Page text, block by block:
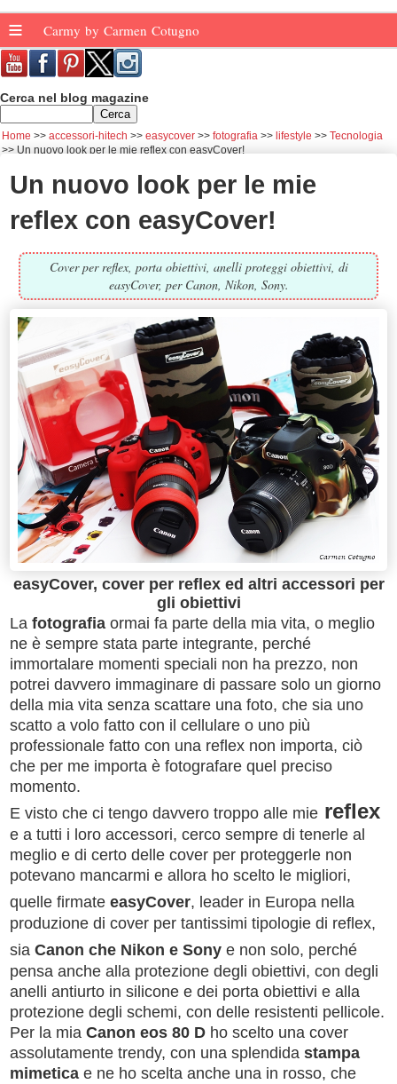
≡ Carmy by Carmen Cotugno
Cerca nel blog magazine
Home accessori-hitech easycover fotografia lifestyle
Tecnologia
Un nuovo look per le mie reflex con easyCover!
Un nuovo look per le mie
reflex con easyCover!
Cover per reflex, porta obiettivi, anelli proteggi obiettivi, di
easyCover, per Canon, Nikon, Sony.
easyCover, cover per reflex ed altri accessori per
gli obiettivi
La fotografia ormai fa parte della mia vita, o meglio
ne è sempre stata parte integrante, perché
immortalare momenti speciali non ha prezzo, non
potrei davvero immaginare di passare solo un giorno
della mia vita senza scattare una foto, che sia uno
scatto a volo fatto con il cellulare o uno più
professionale fatto con una reflex non importa, ciò
che per me importa è fotografare quel preciso
momento.
E visto che ci tengo davvero troppo alle mie reflex
e a tutti i loro accessori, cerco sempre di tenerle al
meglio e di certo delle cover per proteggerle non
potevano mancarmi e allora ho scelto le migliori,
quelle firmate easyCover, leader in Europa nella
produzione di cover per tantissimi tipologie di reflex,
sia Canon che Nikon e Sony e non solo, perché
pensa anche alla protezione degli obiettivi, con degli
anelli antiurto in silicone e dei porta obiettivi e alla
protezione degli schemi, con delle resistenti pellicole.
Per la mia Canon eos 80 D ho scelto una cover
assolutamente trendy, con una splendida stampa
mimetica e ne ho scelta anche una in rosso, che